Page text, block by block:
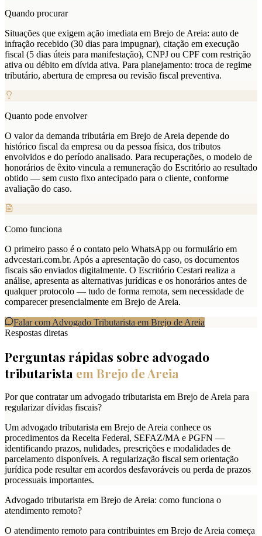
Quando procurar
Situações que exigem ação imediata em Brejo de Areia: auto de
infração recebido (30 dias para impugnar), citação em execução
fiscal (5 dias úteis para manifestação), CNPJ ou CPF com restrição
ativa ou débito em dívida ativa. Para planejamento: troca de regime
tributário, abertura de empresa ou revisão fiscal preventiva.
Quanto pode envolver
O valor da demanda tributária em Brejo de Areia depende do
histórico fiscal da empresa ou da pessoa física, dos tributos
envolvidos e do período analisado. Para recuperações, o modelo de
honorários de êxito vincula a remuneração do Escritório ao resultado
obtido — sem custo fixo antecipado para o cliente, conforme
avaliação do caso.
Como funciona
O primeiro passo é o contato pelo WhatsApp ou formulário em
advcestari.com.br. Após a apresentação do caso, os documentos
fiscais são enviados digitalmente. O Escritório Cestari realiza a
análise, apresenta as alternativas jurídicas e os honorários antes de
qualquer protocolo — tudo de forma remota, sem necessidade de
comparecer presencialmente em Brejo de Areia.
Falar com Advogado Tributarista em Brejo de Areia
Respostas diretas
Perguntas rápidas sobre advogado
tributarista em Brejo de Areia
Por que contratar um advogado tributarista em Brejo de Areia para
regularizar dívidas fiscais?
Um advogado tributarista em Brejo de Areia conhece os
procedimentos da Receita Federal, SEFAZ/MA e PGFN —
identificando prazos, nulidades, prescrições e modalidades de
parcelamento disponíveis. A regularização fiscal sem orientação
jurídica pode resultar em acordos desfavoráveis ou perda de prazos
processuais importantes.
Advogado tributarista em Brejo de Areia: como funciona o
atendimento remoto?
O atendimento remoto para contribuintes em Brejo de Areia começa